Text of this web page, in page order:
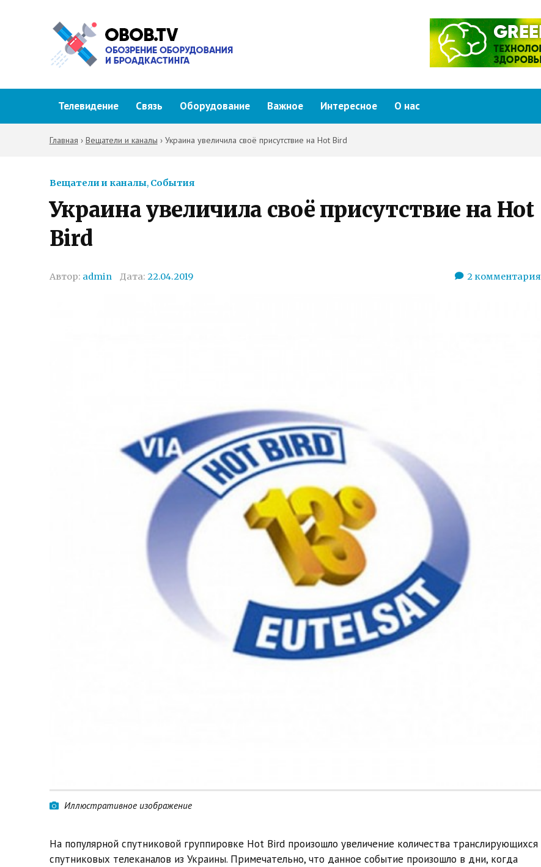
Телевидение Связь Оборудование Важное Интересное О нас
Главная › Вещатели и каналы › Украина увеличила своё присутствие на Hot Bird
Вещатели и каналы, События
Украина увеличила своё присутствие на Hot
Bird
Автор: admin Дата: 22.04.2019 2комментария
Иллюстративное изображение
На популярной спутниковой группировке Hot Bird произошло увеличение количества транслирующихся
спутниковых телеканалов из Украины. Примечательно, что данное событие произошло в дни, когда